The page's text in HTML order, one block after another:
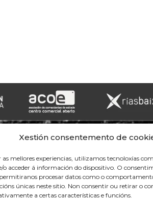
Xestión consentemento de
as mellores experiencias, utilizamos tecnoloxías
o acceder á información do dispositivo. O
procesar datos como o
únicas neste sitio. Non consentir ou retirar o
a certas características e funcións.